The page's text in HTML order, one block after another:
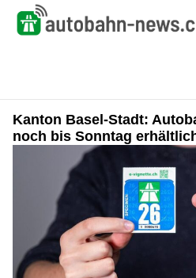
Kanton Basel-Stadt:
noch bis Sonntag